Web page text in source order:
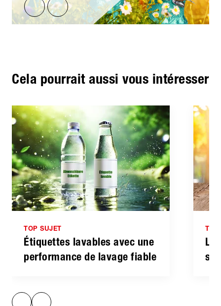
Cela pourrait aussi vous intéresser
TOP SUJET
Étiquettes lavables avec une
performance de lavage fiable
TOP